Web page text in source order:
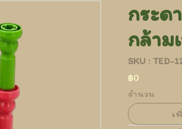
กระ
กล้าม
SKU : TED-
฿0
จำนวน
เ